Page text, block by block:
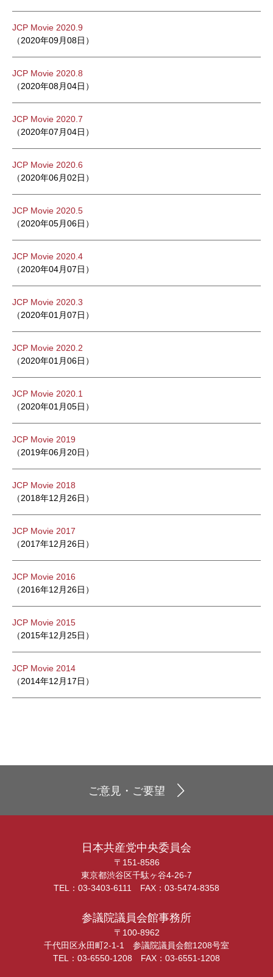
JCP Movie 2020.9
（2020年09月08日）
JCP Movie 2020.8
（2020年08月04日）
JCP Movie 2020.7
（2020年07月04日）
JCP Movie 2020.6
（2020年06月02日）
JCP Movie 2020.5
（2020年05月06日）
JCP Movie 2020.4
（2020年04月07日）
JCP Movie 2020.3
（2020年01月07日）
JCP Movie 2020.2
（2020年01月06日）
JCP Movie 2020.1
（2020年01月05日）
JCP Movie 2019
（2019年06月20日）
JCP Movie 2018
（2018年12月26日）
JCP Movie 2017
（2017年12月26日）
JCP Movie 2016
（2016年12月26日）
JCP Movie 2015
（2015年12月25日）
JCP Movie 2014
（2014年12月17日）
ご意見・ご要望
日本共産党中央委員会
〒151-8586
東京都渋谷区千駄ヶ谷4-26-7
TEL：03-3403-6111 FAX：03-5474-8358
参議院議員会館事務所
〒100-8962
千代田区永田町2-1-1 参議院議員会館1208号室
TEL：03-6550-1208 FAX：03-6551-1208